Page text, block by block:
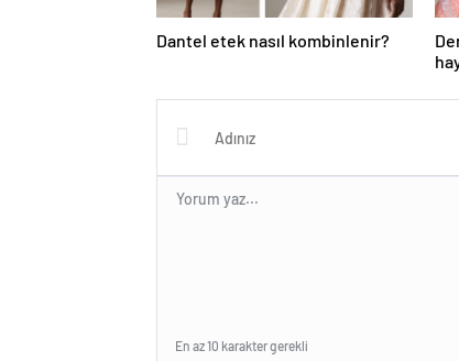
Dantel etek nasıl kombinlenir?
En az 10 karakter gerekli